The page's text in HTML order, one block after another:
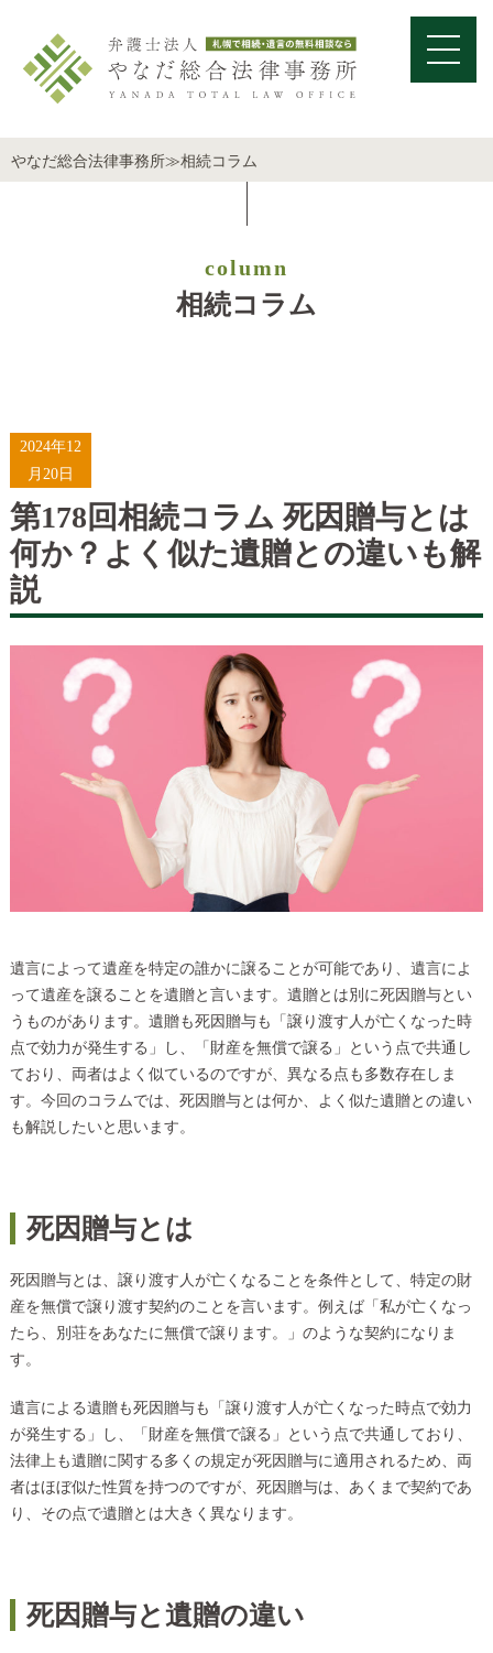
やなだ総合法律事務所≫相続コラム
column
相続コラム
2024年12
月20日
第178回相続コラム 死因贈与とは
何か？よく似た遺贈との違いも解
説
遺言によって遺産を特定の誰かに譲ることが可能であり、遺言によ
って遺産を譲ることを遺贈と言います。遺贈とは別に死因贈与とい
うものがあります。遺贈も死因贈与も「譲り渡す人が亡くなった時
点で効力が発生する」し、「財産を無償で譲る」という点で共通し
ており、両者はよく似ているのですが、異なる点も多数存在しま
す。今回のコラムでは、死因贈与とは何か、よく似た遺贈との違い
も解説したいと思います。
死因贈与とは
死因贈与とは、譲り渡す人が亡くなることを条件として、特定の財
産を無償で譲り渡す契約のことを言います。例えば「私が亡くなっ
たら、別荘をあなたに無償で譲ります。」のような契約になりま
す。
遺言による遺贈も死因贈与も「譲り渡す人が亡くなった時点で効力
が発生する」し、「財産を無償で譲る」という点で共通しており、
法律上も遺贈に関する多くの規定が死因贈与に適用されるため、両
者はほぼ似た性質を持つのですが、死因贈与は、あくまで契約であ
り、その点で遺贈とは大きく異なります。
死因贈与と遺贈の違い